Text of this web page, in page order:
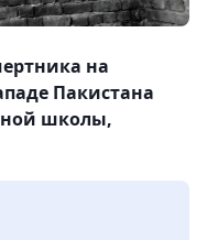
на
Пакистана
школы,